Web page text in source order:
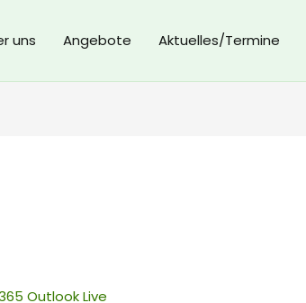
uns Angebote Aktuelles/Termine
Outlook Live